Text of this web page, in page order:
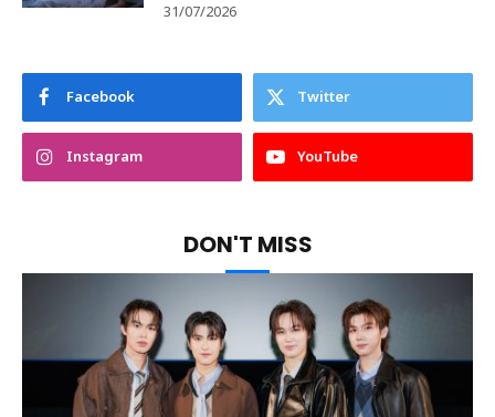
31/07/2026
Facebook Twitter
Instagram YouTube
DON'T MISS